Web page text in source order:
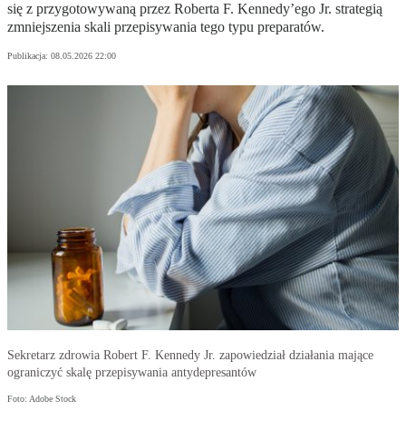
się z przygotowywaną przez Roberta F. Kennedy’ego Jr. strategią
zmniejszenia skali przepisywania tego typu preparatów.
Publikacja: 08.05.2026 22:00
Sekretarz zdrowia Robert F. Kennedy Jr. zapowiedział działania mające
ograniczyć skalę przepisywania antydepresantów
Foto: Adobe Stock